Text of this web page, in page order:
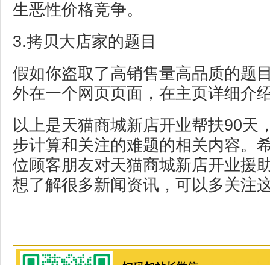
生恶性价格竞争。
3.拷贝大店家的题目
假如你盗取了高销售量高品质的题
外在一个网页页面，在主页详细介
以上是天猫商城新店开业帮扶90天
步计算和关注的难题的相关内容。
位顾客朋友对天猫商城新店开业援
想了解很多新闻资讯，可以多关注